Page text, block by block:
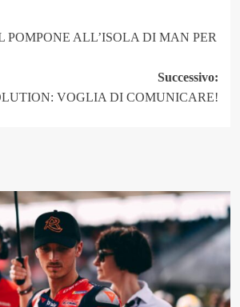
POMPONE ALL’ISOLA DI MAN PER
Successivo:
VOGLIA DI COMUNICARE!